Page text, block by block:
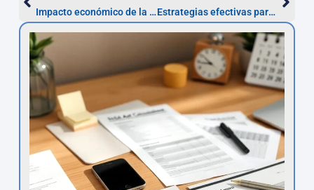
Impacto económico de la nulidad de préstamos personales por TAE abusiva
Estrategias efectivas para reclamar intereses usurarios en tu préstamo